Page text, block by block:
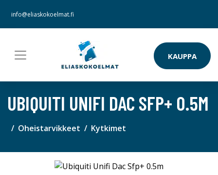
info@eliaskokoelmat.fi
KAUPPA
UBIQUITI UNIFI DAC SFP+ 0.5M
Oheistarvikkeet Kytkimet